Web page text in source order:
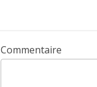
Commentaire